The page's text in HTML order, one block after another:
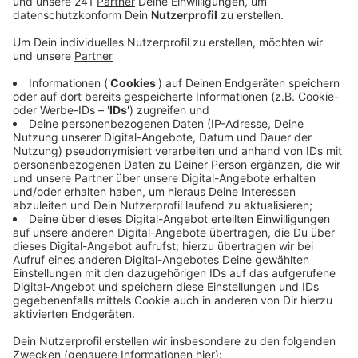
Das geht auf einer Parkbank, im Garten oder auch
auf dem Balkon, sagen die Naturschützer.
Im vergangenen Winter haben über 26.000
Menschen bei der Aktion mitgemacht, sagt der
Nabu. Eine Zählhilfe und Bilder der häufigsten
Vogelarten stellt der Nabu im Internet bereit.
Letztes Mal haben die Menschen am meisten
Spatzen, die Kohlmeise und die Blaumeise gezählt.
Alle Infos zur Aktion gibt eshier
Veröffentlicht: Donnerstag, 09.01.2020 18:10